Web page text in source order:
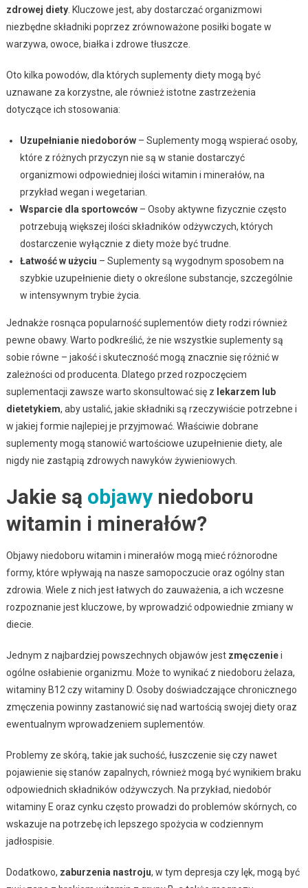
zdrowej diety. Kluczowe jest, aby dostarczać organizmowi
niezbędne składniki poprzez zrównoważone posiłki bogate w
warzywa, owoce, białka i zdrowe tłuszcze.
Oto kilka powodów, dla których suplementy diety mogą być
uznawane za korzystne, ale również istotne zastrzeżenia
dotyczące ich stosowania:
Uzupełnianie niedoborów– Suplementy mogą wspierać osoby,
które z różnych przyczyn nie są w stanie dostarczyć
organizmowi odpowiedniej ilości witamin i minerałów, na
przykład wegan i wegetarian.
Wsparcie dla sportowców– Osoby aktywne fizycznie często
potrzebują większej ilości składników odżywczych, których
dostarczenie wyłącznie z diety może być trudne.
Łatwość w użyciu – Suplementy są wygodnym sposobem na
szybkie uzupełnienie diety o określone substancje, szczególnie
w intensywnym trybie życia.
Jednakże rosnąca popularność suplementów diety rodzi również
pewne obawy. Warto podkreślić, że nie wszystkie suplementy są
sobie równe – jakość i skuteczność mogą znacznie się różnić w
zależności od producenta. Dlatego przed rozpoczęciem
suplementacji zawsze warto skonsultować się z lekarzem lub
dietetykiem, aby ustalić, jakie składniki są rzeczywiście potrzebne i
w jakiej formie najlepiej je przyjmować. Właściwie dobrane
suplementy mogą stanowić wartościowe uzupełnienie diety, ale
nigdy nie zastąpią zdrowych nawyków żywieniowych.
Jakie są objawyniedoboru
witamin i minerałów?
Objawy niedoboru witamin i minerałów mogą mieć różnorodne
formy, które wpływają na nasze samopoczucie oraz ogólny stan
zdrowia. Wiele z nich jest łatwych do zauważenia, a ich wczesne
rozpoznanie jest kluczowe, by wprowadzić odpowiednie zmiany w
diecie.
Jednym z najbardziej powszechnych objawów jest zmęczeniei
ogólne osłabienie organizmu. Może to wynikać z niedoboru żelaza,
witaminy B12 czy witaminy D. Osoby doświadczające chronicznego
zmęczenia powinny zastanowić się nad wartością swojej diety oraz
ewentualnym wprowadzeniem suplementów.
Problemy ze skórą, takie jak suchość, łuszczenie się czy nawet
pojawienie się stanów zapalnych, również mogą być wynikiem braku
odpowiednich składników odżywczych. Na przykład, niedobór
witaminy E oraz cynku często prowadzi do problemów skórnych, co
wskazuje na potrzebę ich lepszego spożycia w codziennym
jadłospisie.
Dodatkowo, zaburzenia nastroju, w tym depresja czy lęk, mogą być